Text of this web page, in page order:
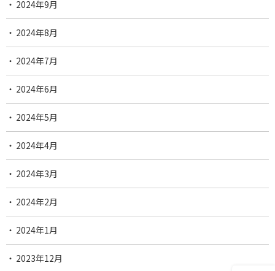
2024年9月
2024年8月
2024年7月
2024年6月
2024年5月
2024年4月
2024年3月
2024年2月
2024年1月
2023年12月